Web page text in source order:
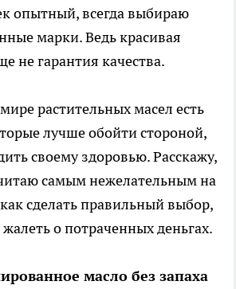
опытный, всегда выбираю
марки. Ведь красивая
не гарантия качества.
растительных масел есть
лучше обойти стороной,
своему здоровью. Расскажу,
самым нежелательным на
сделать правильный выбор,
о потраченных деньгах.
масло без запаха